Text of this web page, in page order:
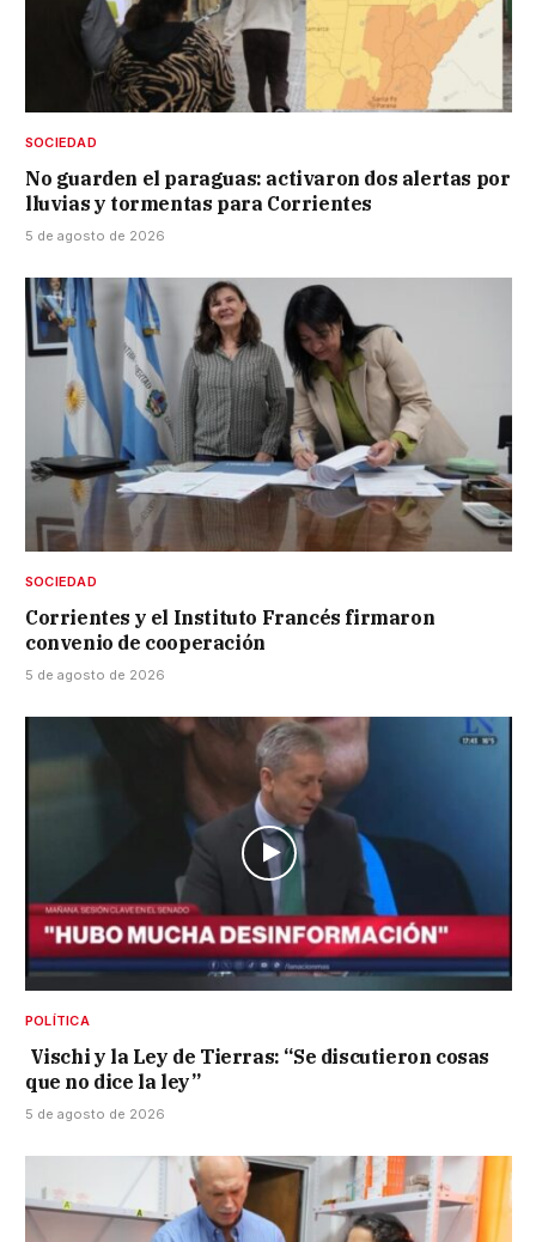
SOCIEDAD
No guarden el paraguas: activaron dos alertas por
lluvias y tormentas para Corrientes
5 de agosto de 2026
SOCIEDAD
Corrientes y el Instituto Francés firmaron
convenio de cooperación
5 de agosto de 2026
POLÍTICA
Vischi y la Ley de Tierras: “Se discutieron cosas
que no dice la ley”
5 de agosto de 2026